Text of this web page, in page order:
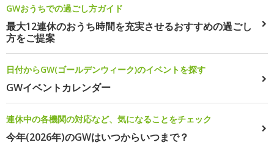
GWおうちでの過ごし方ガイド
最大12連休のおうち時間を充実させるおすすめの過ごし
方をご提案
日付からGW(ゴールデンウィーク)のイベントを探す
GWイベントカレンダー
連休中の各機関の対応など、気になることをチェック
今年(2026年)のGWはいつからいつまで？